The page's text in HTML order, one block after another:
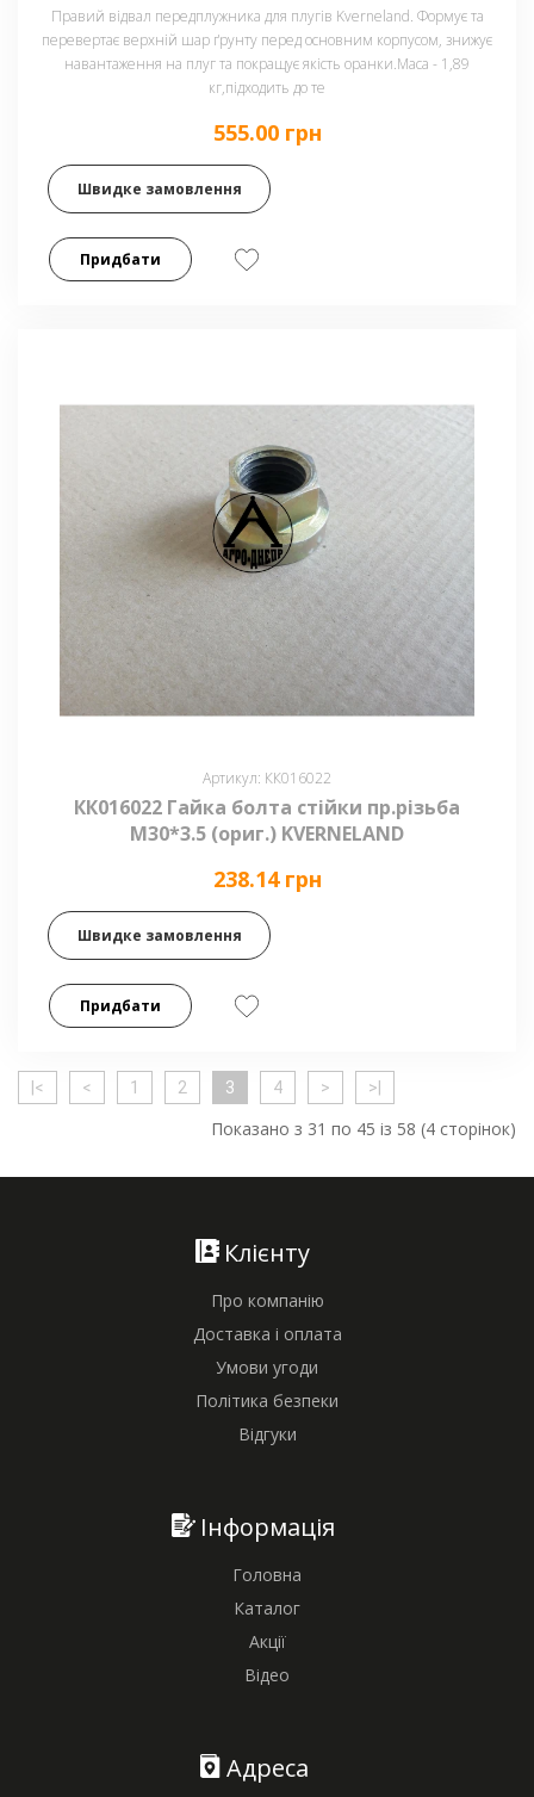
Правий відвал передплужника для плугів Kverneland. Формує та
перевертає верхній шар ґрунту перед основним корпусом, знижує
навантаження на плуг та покращує якість оранки.Маса - 1,89
кг,підходить до те
555.00 грн
Швидке замовлення
Придбати
Артикул: КК016022
КК016022 Гайка болта стійки пр.різьба
М30*3.5 (ориг.) KVERNELAND
238.14 грн
Швидке замовлення
Придбати
|< < 1 2 3 4 > >|
Показано з 31 по 45 із 58 (4 сторінок)
Клієнту
Про компанію
Доставка і оплата
Умови угоди
Політика безпеки
Відгуки
Інформація
Головна
Каталог
Акції
Відео
Адреса